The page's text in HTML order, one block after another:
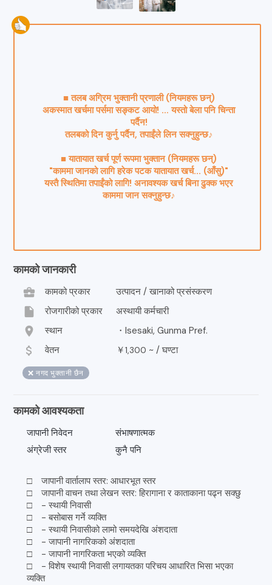
■ तलब अग्रिम भुक्तानी प्रणाली (नियमहरू छन्)
अकस्मात खर्चमा पर्समा सङ्कट आयो! … यस्तो बेला पनि चिन्ता
पर्दैन!
तलबको दिन कुर्नु पर्दैन, तपाईंले लिन सक्नुहुन्छ♪
■ यातायात खर्च पूर्ण रूपमा भुक्तान (नियमहरू छन्)
"काममा जानको लागि हरेक पटक यातायात खर्च... (आँसु)"
यस्तै स्थितिमा तपाईंको लागि! अनावश्यक खर्च बिना ढुक्क भएर
काममा जान सक्नुहुन्छ♪
कामको जानकारी
business_center
कामको प्रकार उत्पादन / खानाको प्रसंस्करण
insert_drive_file रोजगारीको प्रकार अस्थायी कर्मचारी
location_on स्थान ・Isesaki, Gunma Pref.
attach_money वेतन ￥1,300 ~ /घण्टा
❌ नगद भुक्तानी छैन
कामको आवश्यकता
जापानी निवेदन
संभाषणात्मक
अंग्रेजी स्तर
कुनै पनि
□ जापानी वार्तालाप स्तर: आधारभूत स्तर
□ जापानी वाचन तथा लेखन स्तर: हिरागाना र काताकाना पढ्न सक्छु
□ - स्थायी निवासी
□ - बसोबास गर्ने व्यक्ति
□ - स्थायी निवासीको लामो समयदेखि अंशदाता
□ - जापानी नागरिकको अंशदाता
□ - जापानी नागरिकता भएको व्यक्ति
□ - विशेष स्थायी निवासी लगायतका परिचय आधारित भिसा भएका
व्यक्ति